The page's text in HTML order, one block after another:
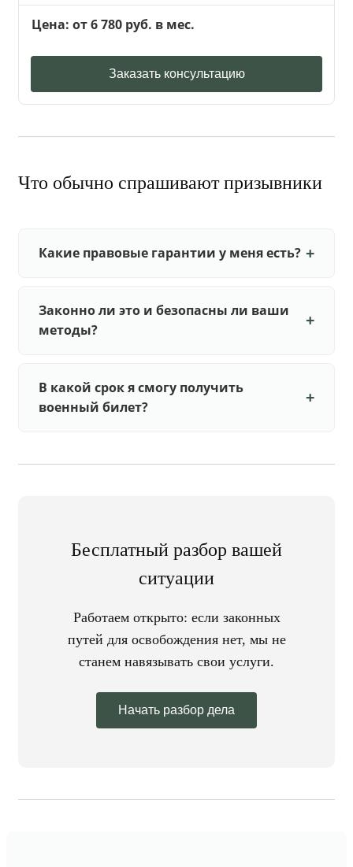
Цена: от 6 780 руб. в мес.
Заказать консультацию
Что обычно спрашивают призывники
Какие правовые гарантии у меня есть?
Законно ли это и безопасны ли ваши
методы?
В какой срок я смогу получить
военный билет?
Бесплатный разбор вашей
ситуации
Работаем открыто: если законных
путей для освобождения нет, мы не
станем навязывать свои услуги.
Начать разбор дела